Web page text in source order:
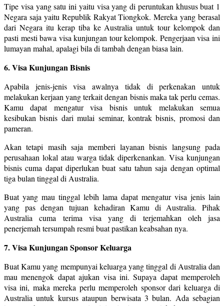
Tipe visa yang satu ini yaitu visa yang di peruntukan khusus buat 1
Negara saja yaitu Republik Rakyat Tiongkok. Mereka yang berasal
dari Negara itu kerap tiba ke Australia untuk tour kelompok dan
pasti mesti bawa visa kunjungan tour kelompok. Pengerjaan visa ini
lumayan mahal, apalagi bila di tambah dengan biasa lain.
6. Visa Kunjungan Bisnis
Apabila jenis-jenis visa awalnya tidak di perkenakan untuk
melakukan kerjaan yang terkait dengan bisnis maka tak perlu cemas.
Kamu dapat mengatur visa bisnis untuk melakukan semua
kesibukan bisnis dari mulai seminar, kontrak bisnis, promosi dan
pameran.
Akan tetapi masih saja memberi layanan bisnis langsung pada
perusahaan lokal atau warga tidak diperkenankan. Visa kunjungan
bisnis cuma dapat diperlukan buat satu tahun saja dengan optimal
tiga bulan tinggal di Australia.
Buat yang mau tinggal lebih lama dapat mengatur visa jenis lain
yang pas dengan tujuan kehadiran Kamu di Australia. Pihak
Australia cuma terima visa yang di terjemahkan oleh jasa
penerjemah tersumpah resmi buat pastikan keabsahan nya.
7. Visa Kunjungan Sponsor Keluarga
Buat Kamu yang mempunyai keluarga yang tinggal di Australia dan
mau menengok dapat ajukan visa ini. Supaya dapat memperoleh
visa ini, maka mereka perlu memperoleh sponsor dari keluarga di
Australia untuk kursus ataupun berwisata 3 bulan. Ada sebagian